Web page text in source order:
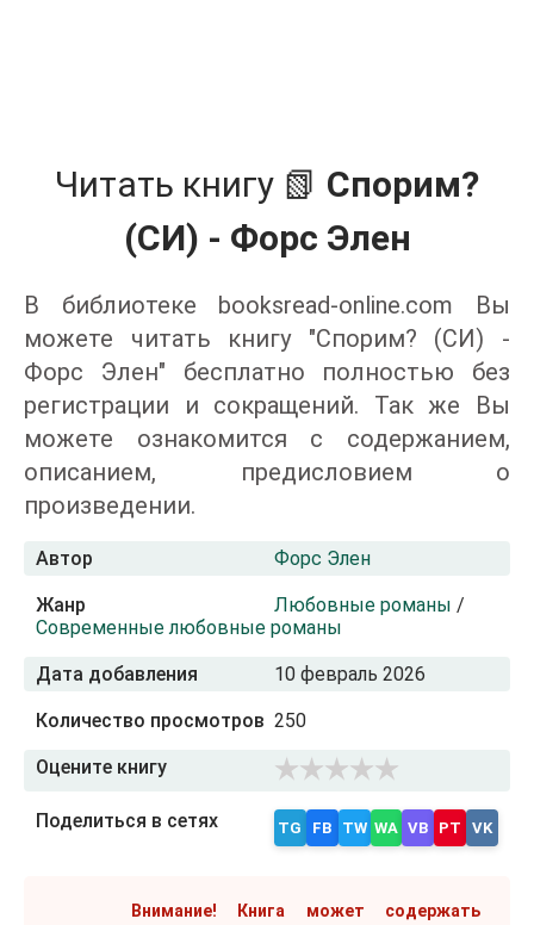
Читать книгу 📗 Спорим?
(СИ) - Форс Элен
В библиотеке booksread-online.com Вы
можете читать книгу "Спорим? (СИ) -
Форс Элен" бесплатно полностью без
регистрации и сокращений. Так же Вы
можете ознакомится с содержанием,
описанием, предисловием о
произведении.
Автор Форс Элен
Жанр Любовные романы /
Современные любовные романы
Дата добавления 10 февраль 2026
Количество просмотров 250
Оцените книгу
Поделиться в сетях TG FB TW WA VB PT VK
Внимание! Книга может содержать